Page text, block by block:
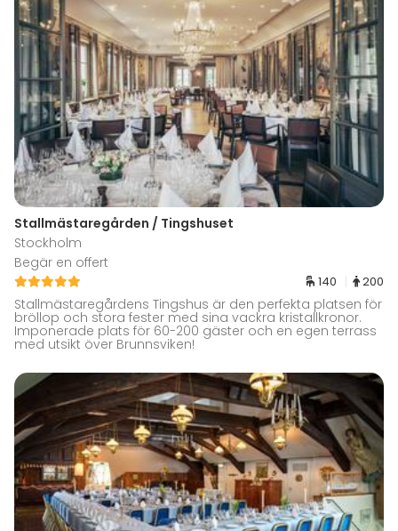
Stallmästaregården / Tingshuset
Stockholm
Begär en offert
140 200
Stallmästaregårdens Tingshus är den perfekta platsen för
bröllop och stora fester med sina vackra kristallkronor.
Imponerade plats för 60-200 gäster och en egen terrass
med utsikt över Brunnsviken!